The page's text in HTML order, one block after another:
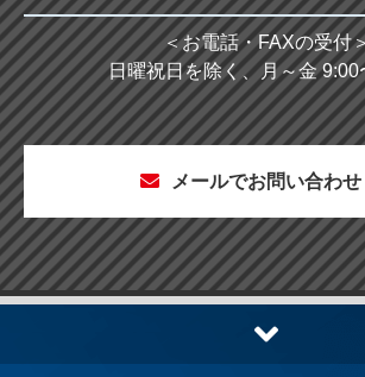
＜お電話・FAXの受付
日曜祝日を除く、月～金 9:00
メールでお問い合わせ